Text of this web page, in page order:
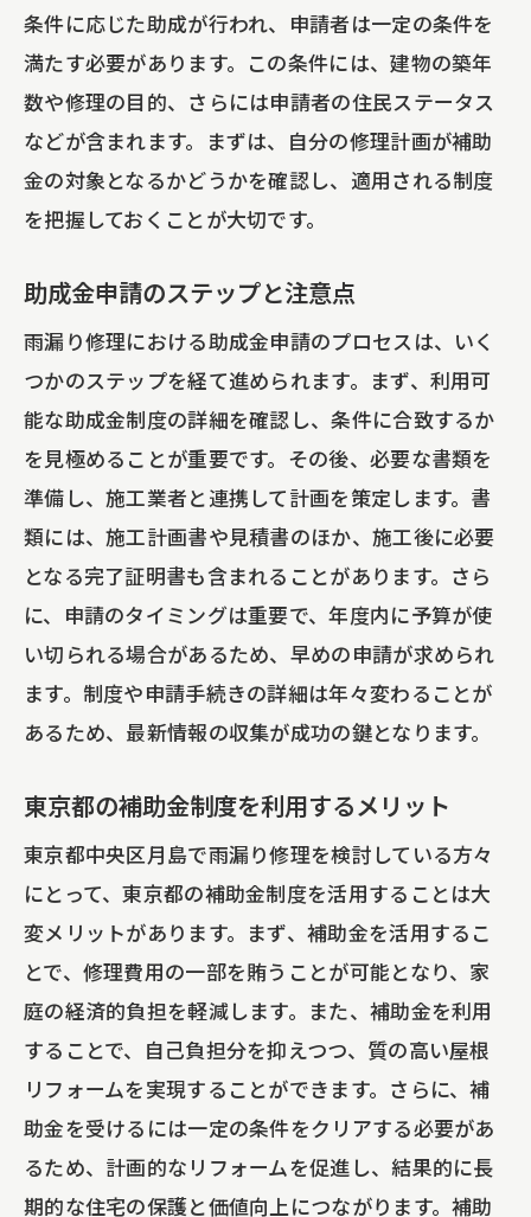
条件に応じた助成が行われ、申請者は一定の条件を
満たす必要があります。この条件には、建物の築年
数や修理の目的、さらには申請者の住民ステータス
などが含まれます。まずは、自分の修理計画が補助
金の対象となるかどうかを確認し、適用される制度
を把握しておくことが大切です。
助成金申請のステップと注意点
雨漏り修理における助成金申請のプロセスは、いく
つかのステップを経て進められます。まず、利用可
能な助成金制度の詳細を確認し、条件に合致するか
を見極めることが重要です。その後、必要な書類を
準備し、施工業者と連携して計画を策定します。書
類には、施工計画書や見積書のほか、施工後に必要
となる完了証明書も含まれることがあります。さら
に、申請のタイミングは重要で、年度内に予算が使
い切られる場合があるため、早めの申請が求められ
ます。制度や申請手続きの詳細は年々変わることが
あるため、最新情報の収集が成功の鍵となります。
東京都の補助金制度を利用するメリット
東京都中央区月島で雨漏り修理を検討している方々
にとって、東京都の補助金制度を活用することは大
変メリットがあります。まず、補助金を活用するこ
とで、修理費用の一部を賄うことが可能となり、家
庭の経済的負担を軽減します。また、補助金を利用
することで、自己負担分を抑えつつ、質の高い屋根
リフォームを実現することができます。さらに、補
助金を受けるには一定の条件をクリアする必要があ
るため、計画的なリフォームを促進し、結果的に長
期的な住宅の保護と価値向上につながります。補助